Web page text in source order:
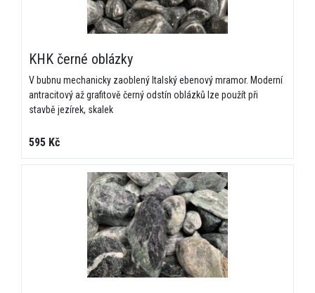
KHK černé oblázky
V bubnu mechanicky zaoblený Italský ebenový mramor. Moderní
antracitový až grafitově černý odstín oblázků lze použít při
stavbě jezírek, skalek
595 Kč
Odeslat poptávku